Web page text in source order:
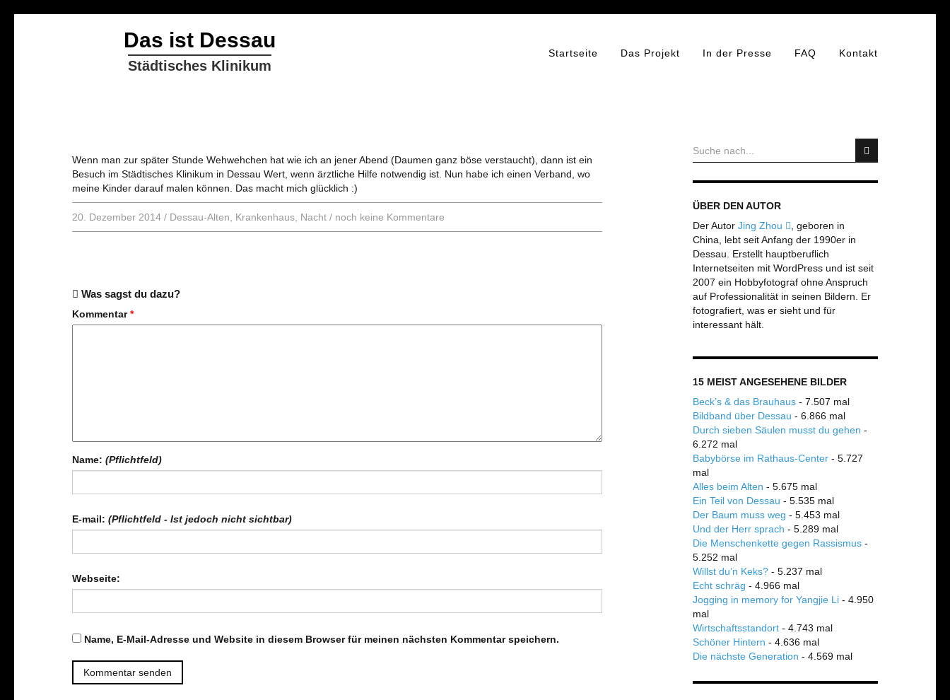
Das ist Dessau
Städtisches Klinikum
Startseite Das Projekt In der Presse FAQ Kontakt
Wenn man zur später Stunde Wehwehchen hat wie ich an jener Abend (Daumen ganz böse verstaucht), dann ist ein
Besuch im Städtisches Klinikum in Dessau Wert, wenn ärztliche Hilfe notwendig ist. Nun habe ich einen Verband, wo
meine Kinder darauf malen können. Das macht mich glücklich :)
20. Dezember 2014 / Dessau-Alten Krankenhaus Nacht / noch keine Kommentare
Was sagst du dazu?
Kommentar*
Name: (Pflichtfeld)
E-mail: (Pflichtfeld - Ist jedoch nicht sichtbar)
Webseite:
Name, E-Mail-Adresse und Website in diesem Browser für meinen nächsten Kommentar speichern.
ÜBER DEN AUTOR
Der Autor Jing Zhou
, geboren in
China, lebt seit Anfang der 1990er in
Dessau. Erstellt hauptberuflich
Internetseiten mit WordPress und ist seit
2007 ein Hobbyfotograf ohne Anspruch
auf Professionalität in seinen Bildern. Er
fotografiert, was er sieht und für
interessant hält.
15 MEIST ANGESEHENE BILDER
Beck’s & das Brauhaus- 7.507 mal
Bildband über Dessau - 6.866 mal
Durch sieben Säulen musst du gehen -
6.272 mal
Babybörse im Rathaus-Center- 5.727
mal
Alles beim Alten - 5.675 mal
Ein Teil von Dessau - 5.535 mal
Der Baum muss weg - 5.453 mal
Und der Herr sprach - 5.289 mal
Die Menschenkette gegen Rassismus-
5.252 mal
Willst du’n Keks?- 5.237 mal
Echt schräg - 4.966 mal
Jogging in memory for Yangjie Li- 4.950
mal
Wirtschaftsstandort- 4.743 mal
Schöner Hintern - 4.636 mal
Die nächste Generation - 4.569 mal